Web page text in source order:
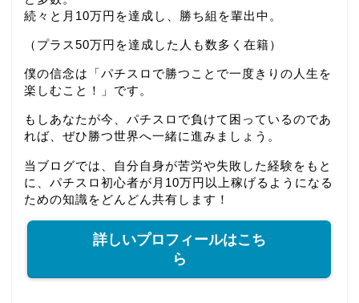
続々と月10万円を達成し、勝ち組を輩出中。
（プラス50万円を達成した人も数多く在籍）
僕の信念は「パチスロで勝つことで一度きりの人生を
楽しむこと！」です。
もしあなたが今、パチスロで負けて困っているのであ
れば、ぜひ勝つ世界へ一緒に進みましょう。
当ブログでは、自分自身が苦労や失敗した経験をもと
に、パチスロ初心者が月10万円以上稼げるようになる
ための知識をどんどん共有します！
詳しいプロフィールはこち
ら